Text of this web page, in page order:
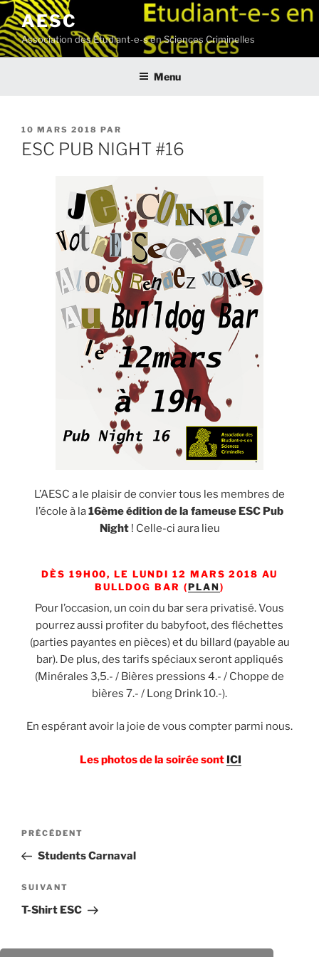
Aller
au
contenu
principal
AESC
Association des Etudiant-e-s en Sciences Criminelles
Menu
PUBLIÉ
LE
10 MARS 2018 PAR
ESC PUB NIGHT #16
L’AESC a le plaisir de convier tous les membres de
l’école à la16ème édition de la fameuse ESC Pub
Night! Celle-ci aura lieu
DÈS 19H00, LE LUNDI 12 MARS 2018 AU
BULLDOG BAR (PLAN)
Pour l’occasion, un coin du bar sera privatisé. Vous
pourrez aussi profiter du babyfoot, des fléchettes
(parties payantes en pièces) et du billard (payable au
bar). De plus, des tarifs spéciaux seront appliqués
(Minérales 3,5.- / Bières pressions 4.- / Choppe de
bières 7.- / Long Drink 10.-).
En espérant avoir la joie de vous compter parmi nous.
Les photos de la soirée sont ICI
Navigation
l’article
Article
précédent
PRÉCÉDENT
Students Carnaval
Article
suivant
SUIVANT
T-Shirt ESC